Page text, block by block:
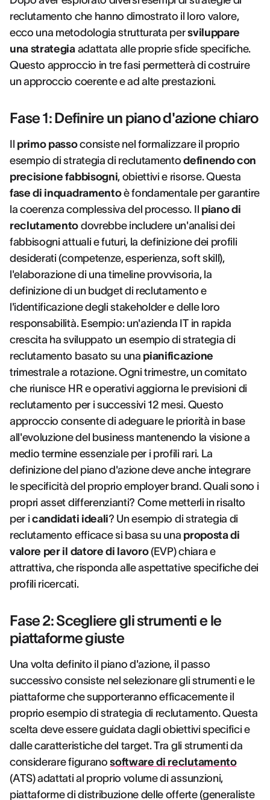
reclutamento che hanno dimostrato il loro valore,
ecco una metodologia strutturata persviluppare
una strategiaadattata alle proprie sfide specifiche.
Questo approccio in tre fasi permetterà di costruire
un approccio coerente e ad alte prestazioni.
Fase 1: Definire un piano d'azione chiaro
Il primo passoconsiste nel formalizzare il proprio
esempio di strategia di reclutamentodefinendo con
precisione fabbisogni, obiettivi e risorse. Questa
fase di inquadramentoè fondamentale per garantire
la coerenza complessiva del processo. Il piano di
reclutamento dovrebbe includere un'analisi dei
fabbisogni attuali e futuri, la definizione dei profili
desiderati (competenze, esperienza, soft skill),
l'elaborazione di una timeline provvisoria, la
definizione di un budget di reclutamento e
l'identificazione degli stakeholder e delle loro
responsabilità. Esempio: un'azienda IT in rapida
crescita ha sviluppato un esempio di strategia di
reclutamento basato su una pianificazione
trimestrale a rotazione. Ogni trimestre, un comitato
che riunisce HR e operativi aggiorna le previsioni di
reclutamento per i successivi 12 mesi. Questo
approccio consente di adeguare le priorità in base
all'evoluzione del business mantenendo la visione a
medio termine essenziale per i profili rari. La
definizione del piano d'azione deve anche integrare
le specificità del proprio employer brand. Quali sono i
propri asset differenzianti? Come metterli in risalto
per icandidati ideali? Un esempio di strategia di
reclutamento efficace si basa su una proposta di
valore per il datore di lavoro(EVP) chiara e
attrattiva, che risponda alle aspettative specifiche dei
profili ricercati.
Fase 2: Scegliere gli strumenti e le
piattaforme giuste
Una volta definito il piano d'azione, il passo
successivo consiste nel selezionare gli strumenti e le
piattaforme che supporteranno efficacemente il
proprio esempio di strategia di reclutamento. Questa
scelta deve essere guidata dagli obiettivi specifici e
dalle caratteristiche del target. Tra gli strumenti da
considerare figuranosoftware di reclutamento
(ATS) adattati al proprio volume di assunzioni,
piattaforme di distribuzione delle offerte (generaliste